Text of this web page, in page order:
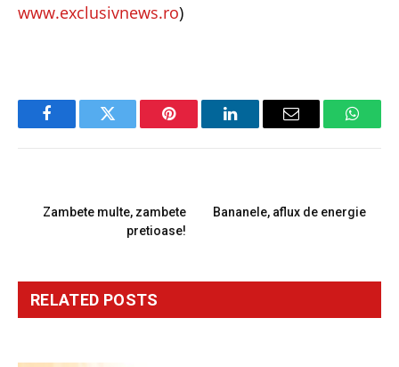
www.exclusivnews.ro)
FacebookTwitter Pinterest LinkedInEmail
Zambete multe, zambete
pretioase!
Bananele, aflux de energie
RELATED POSTS